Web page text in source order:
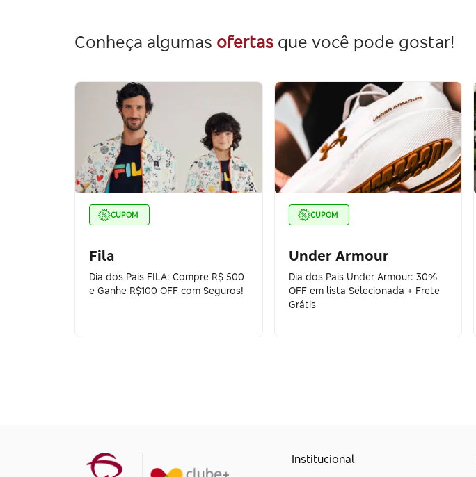
Conheça algumas ofertas que você pode gostar!
CUPOM
Fila
Dia dos Pais FILA: Compre R$ 500
e Ganhe R$100 OFF com Seguros!
CUPOM
Under Armour
Dia dos Pais Under Armour: 30%
OFF em lista Selecionada + Frete
Grátis
Institucional